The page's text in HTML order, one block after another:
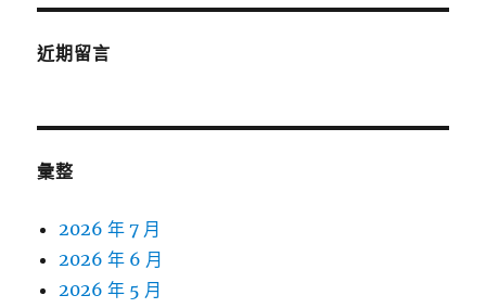
近期留言
彙整
2026 年 7 月
2026 年 6 月
2026 年 5 月